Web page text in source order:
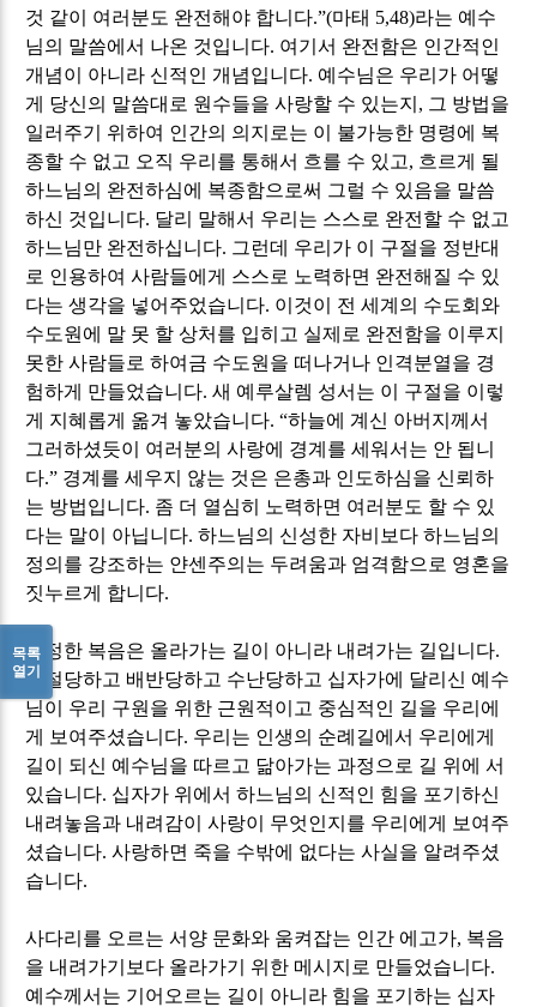
것 같이 여러분도 완전해야 합니다.”(마태 5,48)라는 예수
님의 말씀에서 나온 것입니다. 여기서 완전함은 인간적인
개념이 아니라 신적인 개념입니다. 예수님은 우리가 어떻
게 당신의 말씀대로 원수들을 사랑할 수 있는지 , 그 방법을
일러주기 위하여 인간의 의지로는 이 불가능한 명령에 복
종할 수 없고 오직 우리를 통해서 흐를 수 있고, 흐르게 될
하느님의 완전하심에 복종함으로써 그럴 수 있음을 말씀
하신 것입니다. 달리 말해서 우리는 스스로 완전할 수 없고
하느님만 완전하십니다. 그런데 우리가 이 구절을 정반대
로 인용하여 사람들에게 스스로 노력하면 완전해질 수 있
다는 생각을 넣어주었습니다. 이것이 전 세계의 수도회와
수도원에 말 못 할 상처를 입히고 실제로 완전함을 이루지
못한 사람들로 하여금 수도원을 떠나거나 인격분열을 경
험하게 만들었습니다.새 예루살렘 성서는 이 구절을 이렇
게 지혜롭게 옮겨 놓았습니다. “하늘에 계신 아버지께서
그러하셨듯이 여러분의 사랑에 경계를 세워서는 안 됩니
다.” 경계를 세우지 않는 것은 은총과 인도하심을 신뢰하
는 방법입니다. 좀 더 열심히 노력하면 여러분도 할 수 있
다는 말이 아닙니다.하느님의 신성한 자비보다 하느님의
정의를 강조하는 얀센주의는 두려움과 엄격함으로 영혼을
짓누르게 합니다.
진정한 복음은 올라가는 길이 아니라 내려가는 길입니다.
거절당하고 배반당하고 수난당하고 십자가에 달리신 예수
님이 우리 구원을 위한 근원적이고 중심적인 길을 우리에
게 보여주셨습니다. 우리는 인생의 순례길에서 우리에게
길이 되신 예수님을 따르고 닮아가는 과정으로 길 위에 서
있습니다. 십자가 위에서 하느님의 신적인 힘을 포기하신
내려놓음과 내려감이 사랑이 무엇인지를 우리에게 보여주
셨습니다.사랑하면 죽을 수밖에 없다는 사실을 알려주셨
습니다.
사다리를 오르는 서양 문화와 움켜잡는 인간 에고가, 복음
을 내려가기보다 올라가기 위한 메시지로 만들었습니다.
예수께서는 기어오르는 길이 아니라 힘을 포기하는 십자
목록
열기